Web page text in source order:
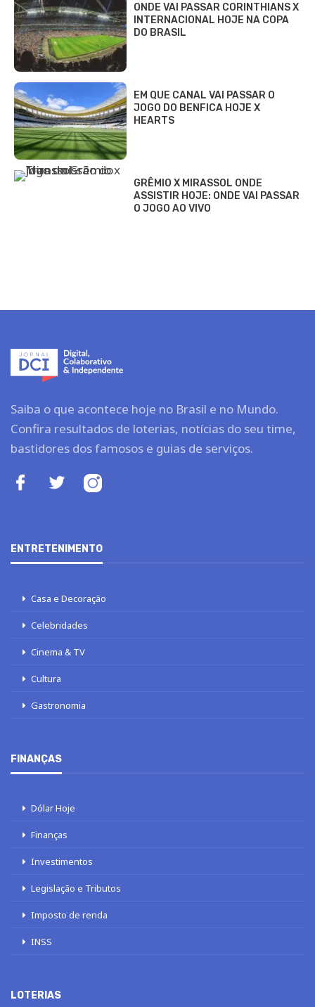
ONDE VAI PASSAR CORINTHIANS X
INTERNACIONAL HOJE NA COPA
DO BRASIL
EM QUE CANAL VAI PASSAR O
JOGO DO BENFICA HOJE X
HEARTS
GRÊMIO X MIRASSOL ONDE
ASSISTIR HOJE: ONDE VAI PASSAR
O JOGO AO VIVO
Saiba o que acontece hoje no Brasil e no Mundo.
Confira resultados de loterias, notícias do seu time,
bastidores dos famosos e guias de serviços.
ENTRETENIMENTO
Casa e Decoração
Celebridades
Cinema & TV
Cultura
Gastronomia
FINANÇAS
Dólar Hoje
Finanças
Investimentos
Legislação e Tributos
Imposto de renda
INSS
LOTERIAS